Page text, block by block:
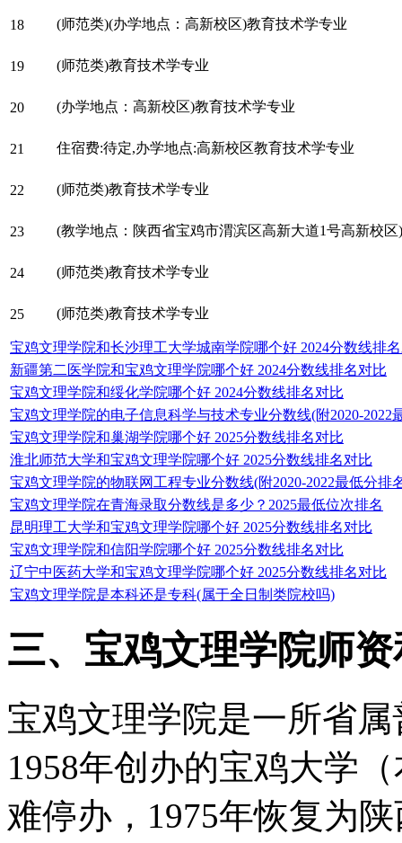
18 (师范类)(办学地点：高新校区)教育技术学专业
19 (师范类)教育技术学专业
20 (办学地点：高新校区)教育技术学专业
21 住宿费:待定,办学地点:高新校区教育技术学专业
22 (师范类)教育技术学专业
23 (教学地点：陕西省宝鸡市渭滨区高新大道1号高新校
24 (师范类)教育技术学专业
25 (师范类)教育技术学专业
宝鸡文理学院和长沙理工大学城南学院哪个好 2024分数线排
新疆第二医学院和宝鸡文理学院哪个好 2024分数线排名对比
宝鸡文理学院和绥化学院哪个好 2024分数线排名对比
宝鸡文理学院的电子信息科学与技术专业分数线(附2020-2022
宝鸡文理学院和巢湖学院哪个好 2025分数线排名对比
淮北师范大学和宝鸡文理学院哪个好 2025分数线排名对比
宝鸡文理学院的物联网工程专业分数线(附2020-2022最低分排
宝鸡文理学院在青海录取分数线是多少？2025最低位次排名
昆明理工大学和宝鸡文理学院哪个好 2025分数线排名对比
宝鸡文理学院和信阳学院哪个好 2025分数线排名对比
辽宁中医药大学和宝鸡文理学院哪个好 2025分数线排名对比
宝鸡文理学院是本科还是专科(属于全日制类院校吗)
三、宝鸡文理学院师
宝鸡文理学院是一所省
1958年创办的宝鸡大学
难停办，1975年恢复为